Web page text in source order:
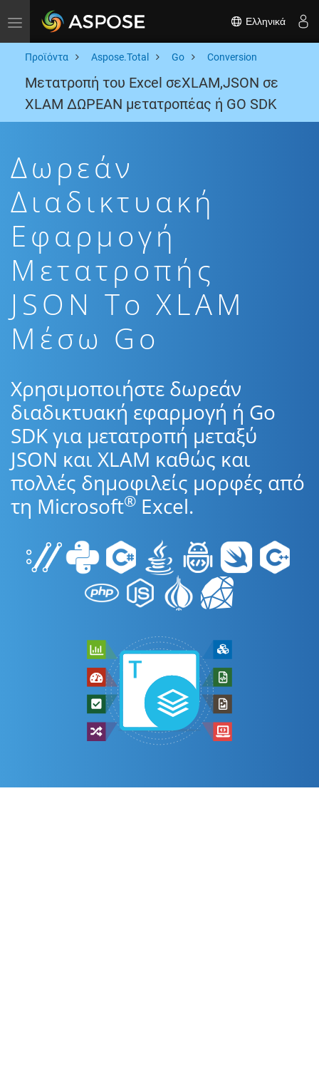
Toggle navigation Ελληνικά
Προϊόντα Aspose.Total Go Conversion
Μετατροπή του Excel σεXLAM,JSON σε
XLAM ΔΩΡΕΑΝ μετατροπέας ή GO SDK
Δωρεάν
Διαδικτυακή
Εφαρμογή
Μετατροπής
JSON To XLAM
Μέσω Go
Χρησιμοποιήστε δωρεάν
διαδικτυακή εφαρμογή ή Go
SDK για μετατροπή μεταξύ
JSON και XLAM καθώς και
πολλές δημοφιλείς μορφές από
τη Microsoft® Excel.